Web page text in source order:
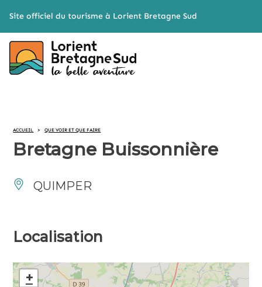
Site officiel du tourisme à Lorient Bretagne Sud
ACCUEIL > QUE VOIR ET QUE FAIRE
Bretagne Buissonnière
QUIMPER
Localisation
+